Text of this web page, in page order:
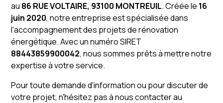
au 86 RUE VOLTAIRE, 93100 MONTREUIL. Créée le 16
juin 2020, notre entreprise est spécialisée dans
l'accompagnement des projets de rénovation
énergétique. Avec un numéro SIRET
88443859900042, nous sommes prêts à mettre notre
expertise à votre service.
Pour toute demande d'information ou pour discuter de
votre projet, n'hésitez pas à nous contacter au